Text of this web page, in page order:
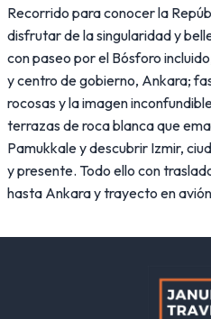
Recorrido para conocer la
disfrutar de la singularidad y
con paseo por el Bósforo
y centro de gobierno, Ankara;
rocosas y la imagen
terrazas de roca blanca que
Pamukkale y descubrir Izmir,
y presente. Todo ello con
hasta Ankara y trayecto en